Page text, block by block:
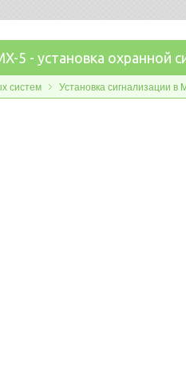
5 - установка охранной
систем Установка сигнализации в